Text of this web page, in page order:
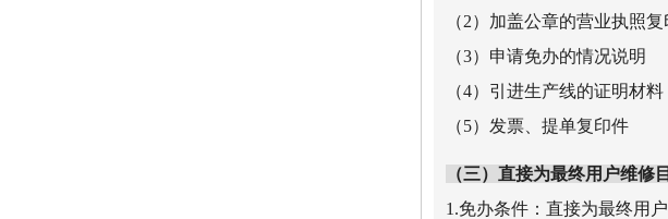
（2）加盖公章的营业执照
（3）申请免办的情况说明
（4）引进生产线的证明材
（5）发票、提单复印件
（三）直接为最终用户维修
1.免办条件：直接为最终用